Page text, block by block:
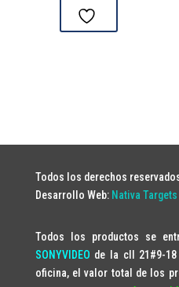
Todos los derechos
Desarrollo Web: Nativa Targets
Todos los productos se
SONYVIDEO de la cll 21#9-
oficina, el valor total de los